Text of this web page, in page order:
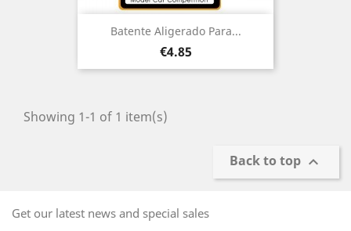
Batente Aligerado Para...
Price
€4.85
Showing 1-1 of 1 item(s)
Back to top 
Get our latest news and special sales